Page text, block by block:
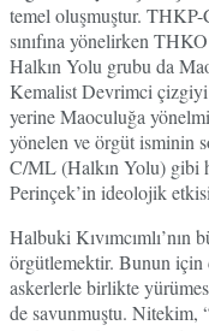
temel oluşmuştur. THKP-
sınıfına yönelirken
Halkın Yolu grubu da
Kemalist Devrimci
yerine Maoculuğa
yönelen ve örgüt isminin
C/ML (Halkın Yolu) gibi
Perinçek’in ideolojik
Halbuki Kıvımcımlı’nın
örgütlemektir. Bunun için
askerlerle birlikte
de savunmuştu. Nitekim,